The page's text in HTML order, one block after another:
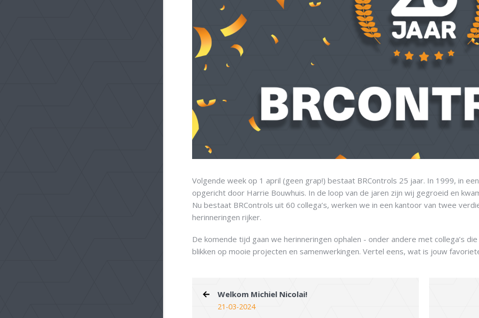
Volgende week op 1 april (geen grap!) bestaat BRControls 25 jaar. In 1999, in
opgericht door Harrie Bouwhuis. In de loop van de jaren zijn wij gegroeid en
Nu bestaat BRControls uit 60 collega’s, werken we in een kantoor van twee
herinneringen rijker.
De komende tijd gaan we herinneringen ophalen - onder andere met collega’s
blikken op mooie projecten en samenwerkingen. Vertel eens, wat is jouw
Welkom Michiel Nicolai!
21-03-2024